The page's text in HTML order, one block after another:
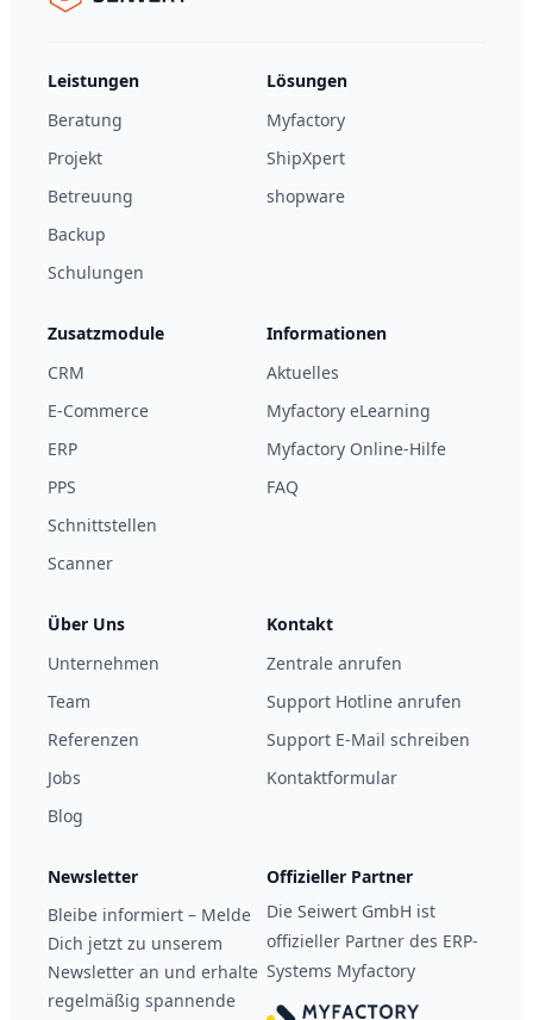
Leistungen
Beratung
Projekt
Betreuung
Backup
Schulungen
Lösungen
Myfactory
ShipXpert
shopware
Zusatzmodule
CRM
E-Commerce
ERP
PPS
Schnittstellen
Scanner
Informationen
Aktuelles
Myfactory eLearning
Myfactory Online-Hilfe
FAQ
Über Uns
Unternehmen
Team
Referenzen
Jobs
Blog
Kontakt
Zentrale anrufen
Support Hotline anrufen
Support E-Mail schreiben
Kontaktformular
Newsletter
Bleibe informiert – Melde
Dich jetzt zu unserem
Newsletter an und erhalte
regelmäßig spannende
Offizieller Partner
Die Seiwert GmbH ist
offizieller Partner des ERP-
Systems Myfactory